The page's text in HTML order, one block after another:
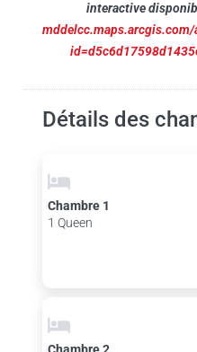
interactive
Détails des
Chambre 1
1 Queen